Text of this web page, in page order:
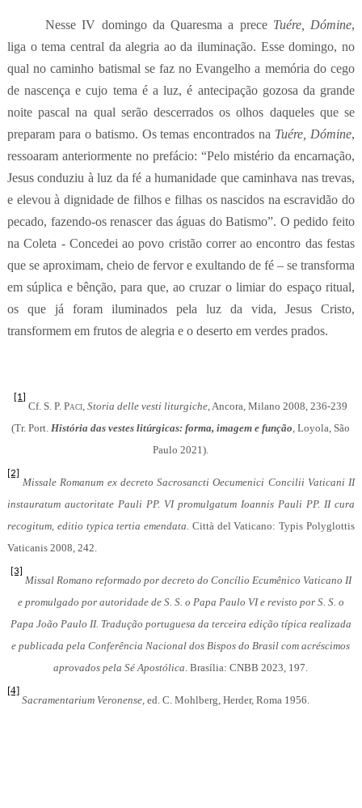
Nesse IV domingo da Quaresma a prece Tuére, Dómine,
liga o tema central da alegria ao da iluminação. Esse domingo, no
qual no caminho batismal se faz no Evangelho a memória do cego
de nascença e cujo tema é a luz, é antecipação gozosa da grande
noite pascal na qual serão descerrados os olhos daqueles que se
preparam para o batismo. Os temas encontrados na Tuére, Dómine,
ressoaram anteriormente no prefácio: “Pelo mistério da encarnação,
Jesus conduziu à luz da fé a humanidade que caminhava nas trevas,
e elevou à dignidade de filhos e filhas os nascidos na escravidão do
pecado, fazendo-os renascer das águas do Batismo”. O pedido feito
na Coleta - Concedei ao povo cristão correr ao encontro das festas
que se aproximam, cheio de fervor e exultando de fé – se transforma
em súplica e bênção, para que, ao cruzar o limiar do espaço ritual,
os que já foram iluminados pela luz da vida, Jesus Cristo,
transformem em frutos de alegria e o deserto em verdes prados.
[1]
Cf. S. P. Paci,Storia delle vesti liturgiche, Ancora, Milano 2008, 236-239
(Tr.Port.História das vestes litúrgicas: forma, imagem e função,Loyola, São
Paulo 2021).
[2]
Missale Romanum ex decreto Sacrosancti Oecumenici Concilii Vaticani II
instauratum auctoritate Pauli PP. VI promulgatum Ioannis Pauli PP. II cura
recogitum, editio typica tertia emendata. Città del Vaticano: Typis Polyglottis
Vaticanis 2008, 242.
[3]
Missal Romano reformado por decreto do Concílio Ecumênico Vaticano II
e promulgado por autoridade de S. S. o Papa Paulo VI e revisto por S. S. o
Papa João Paulo II. Tradução portuguesa da terceira edição típica realizada
e publicada pela Conferência Nacional dos Bispos do Brasil com acréscimos
aprovados pela Sé Apostólica. Brasília: CNBB 2023, 197.
[4]
Sacramentarium Veronense, ed. C. Mohlberg, Herder, Roma 1956.